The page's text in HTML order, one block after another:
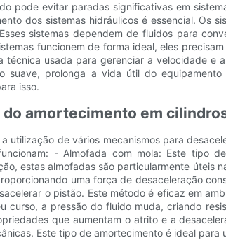
pode evitar paradas significativas em
dos sistemas hidráulicos é essencial. Os
sistemas dependem de fluidos para
funcionem de forma ideal, eles
técnica usada para gerenciar a velocidade
suave, prolonga a vida útil do
isso.
do amortecimento em
utilização de vários mecanismos para
- Almofada com mola: Este tipo
estas almofadas são particularmente úteis
uma força de desaceleração
o pistão. Este método é eficaz em
curso, a pressão do fluido muda, criando
que aumentam o atrito e a
Este tipo de amortecimento é ideal